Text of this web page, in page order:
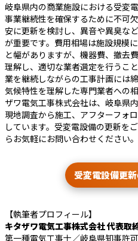
岐阜県内の商業施設における受変
事業継続性を確保するために不可
安に更新を検討し、異音や異臭な
が重要です。費用相場は施設規模
と幅がありますが、機器費、撤去
理解し、適切な業者選定を行うこ
業を継続しながらの工事計画には
気候特性を理解した専門業者への
ザワ電気工事株式会社は、岐阜県
現地調査から施工、アフターフォ
しています。受変電設備の更新を
らお気軽にお問い合わせください。
受変電設備更
【執筆者プロフィール】
キタザワ電気工事株式会社 代表取
第一種電気工事士／岐阜県知事許